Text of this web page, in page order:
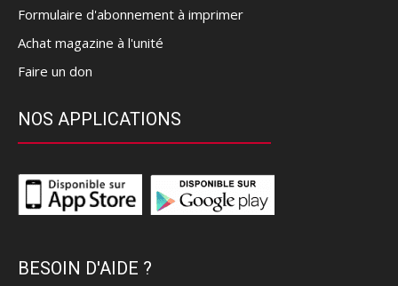
Formulaire d'abonnement à imprimer
Achat magazine à l'unité
Faire un don
NOS APPLICATIONS
BESOIN D'AIDE ?